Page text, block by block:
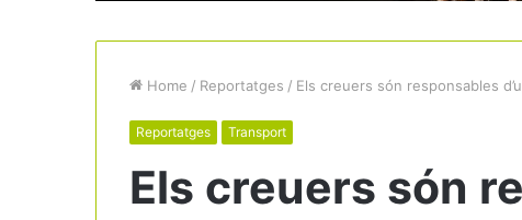
Home / Reportatges / Els creuers són responsables
Reportatges Transport
Els creuers són